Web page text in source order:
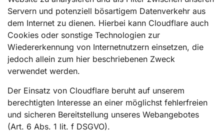
Servern und potenziell bösartigem Datenverkehr aus
dem Internet zu dienen. Hierbei kann Cloudflare auch
Cookies oder sonstige Technologien zur
Wiedererkennung von Internetnutzern einsetzen, die
jedoch allein zum hier beschriebenen Zweck
verwendet werden.
Der Einsatz von Cloudflare beruht auf unserem
berechtigten Interesse an einer möglichst fehlerfreien
und sicheren Bereitstellung unseres Webangebotes
(Art. 6 Abs. 1 lit. f DSGVO).